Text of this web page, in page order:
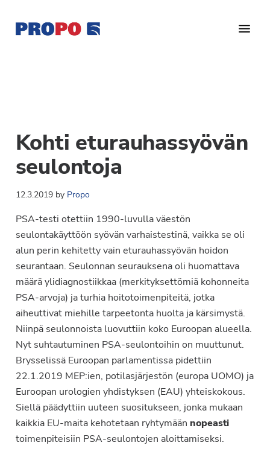
pääsisältöön
ensisijaiseen
sivupalkkiin
alatunnisteeseen
eturauhassyöpäyhdistys
Ry
on
perustettu
vuonna
1997.
on
Suomen
Syöpäyhdistyksen
jäsenjärjestö.
Kohti eturauhassyövän
seulontoja
12.3.2019by Propo
PSA-testi otettiin 1990-luvulla väestön
seulontakäyttöön syövän varhaistestinä, vaikka se oli
alun perin kehitetty vain eturauhassyövän hoidon
seurantaan. Seulonnan seurauksena oli huomattava
määrä ylidiagnostiikkaa (merkityksettömiä kohonneita
PSA-arvoja) ja turhia hoitotoimenpiteitä, jotka
aiheuttivat miehille tarpeetonta huolta ja kärsimystä.
Niinpä seulonnoista luovuttiin koko Euroopan alueella.
Nyt suhtautuminen PSA-seulontoihin on muuttunut.
Brysselissä Euroopan parlamentissa pidettiin
22.1.2019 MEP:ien, potilasjärjestön (europa UOMO) ja
Euroopan urologien yhdistyksen (EAU) yhteiskokous.
Siellä päädyttiin uuteen suositukseen, jonka mukaan
kaikkia EU-maita kehotetaan ryhtymään nopeasti
toimenpiteisiin PSA-seulontojen aloittamiseksi.